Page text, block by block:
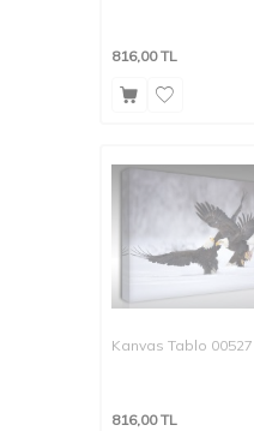
816,00TL
Kanvas Tablo 00527
816,00TL